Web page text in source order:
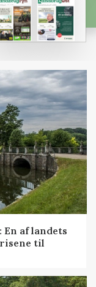
af landets
til